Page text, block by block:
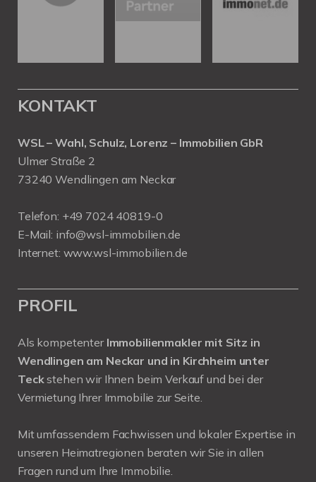
KONTAKT
WSL – Wahl, Schulz, Lorenz – Immobilien GbR
Ulmer Straße 2
73240 Wendlingen am Neckar
Telefon: +49 7024 40819-0
E-Mail: info@wsl-immobilien.de
Internet: www.wsl-immobilien.de
PROFIL
Als kompetenter Immobilienmakler mit Sitz in
Wendlingen am Neckar und in Kirchheim unter
Teckstehen wir Ihnen beim Verkauf und bei der
Vermietung Ihrer Immobilie zur Seite.
Mit umfassendem Fachwissen und lokaler Expertise in
unseren Heimatregionen beraten wir Sie in allen
Fragen rund um Ihre Immobilie.